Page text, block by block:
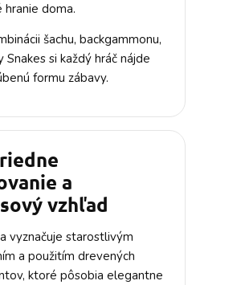
hranie doma.
šachu, backgammonu,
Snakes si každý hráč nájde
formu zábavy.
a
vzhľad
vyznačuje starostlivým
a použitím drevených
ktoré pôsobia elegantne